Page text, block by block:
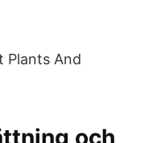
Plants And
och